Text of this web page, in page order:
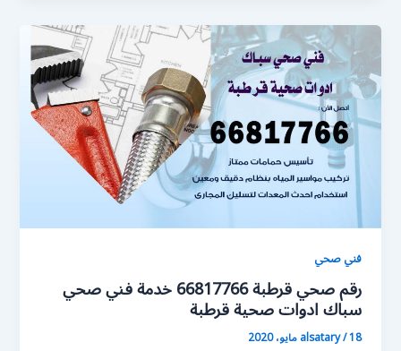
فني صحي
رقم صحي قرطبة 66817766 خدمة فني صحي
سباك ادوات صحية قرطبة
alsatary/18 مايو، 2020